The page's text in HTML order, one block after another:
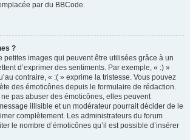
par du BBCode.
?
petites images qui peuvent être utilisées grâce à un
d’exprimer des sentiments. Par exemple, « :) »
contraire, « :( » exprime la tristesse. Vous pouvez
des émoticônes depuis le formulaire de rédaction.
pas abuser des émoticônes, elles peuvent
illisible et un modérateur pourrait décider de le
complètement. Les administrateurs du forum
le nombre d’émoticônes qu’il est possible d’insérer